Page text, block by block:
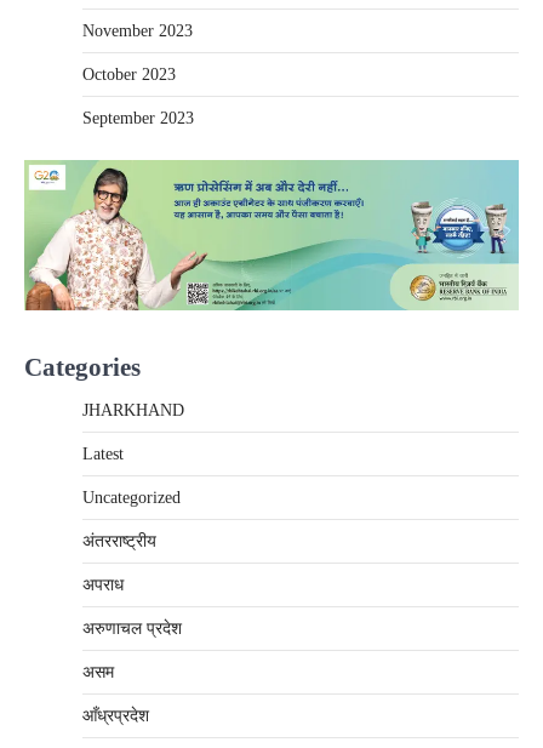
November 2023
October 2023
September 2023
Categories
JHARKHAND
Latest
Uncategorized
अंतरराष्‍ट्रीय
अपराध
अरुणाचल प्रदेश
असम
आँध्रप्रदेश